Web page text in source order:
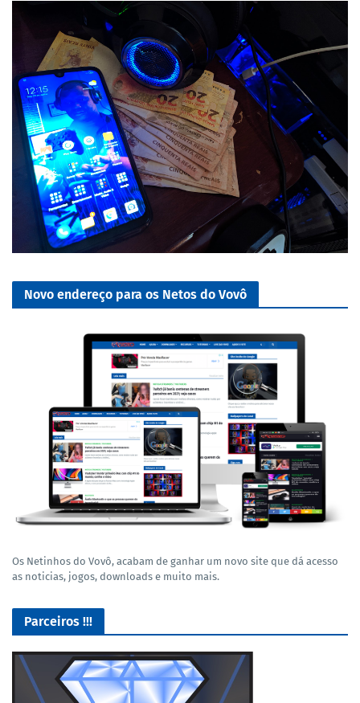
Novo endereço para os Netos do Vovô
Os Netinhos do Vovô, acabam de ganhar um novo site que dá acesso
as noticias, jogos, downloads e muito mais.
Parceiros !!!
O Melhor lugar para adquirir seus mods para o Euro Truck